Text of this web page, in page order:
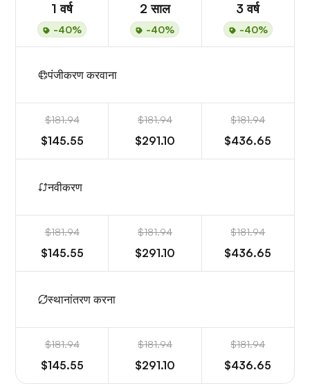
1 वर्ष
-40%
2 साल
-40%
3 वर्ष
-40%
पंजीकरण करवाना
$181.94
$145.55
$181.94
$291.10
$181.94
$436.65
नवीकरण
$181.94
$145.55
$181.94
$291.10
$181.94
$436.65
स्थानांतरण करना
$181.94
$145.55
$181.94
$291.10
$181.94
$436.65